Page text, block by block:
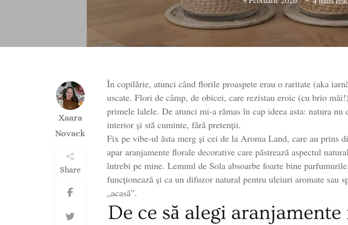
Xaara
Novack
Share
În copilărie, atunci când florile proaspete erau o raritate (aka
uscate. Flori de câmp, de obicei, care rezistau eroic (cu brio
primele lalele. De atunci mi-a rămas în cap ideea asta: natura
interior și stă cuminte, fără pretenții.
Fix pe vibe-ul ăsta merg și cei de la Aroma Land, care au
apar aranjamente florale decorative care păstrează aspectul
întrebi pe mine. Lemnul de Sola absoarbe foarte bine
funcționează și ca un difuzor natural pentru uleiuri aromate sau
„acasă”.
De ce să alegi